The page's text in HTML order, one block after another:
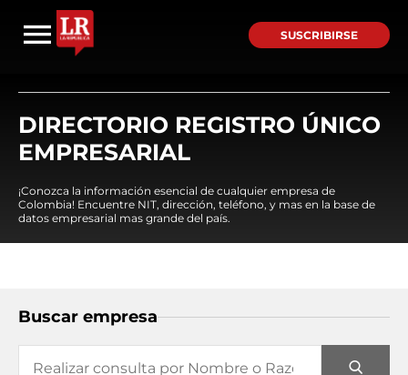
SUSCRIBIRSE
DIRECTORIO REGISTRO ÚNICO
EMPRESARIAL
¡Conozca la información esencial de cualquier empresa de
Colombia! Encuentre NIT, dirección, teléfono, y mas en la base de
datos empresarial mas grande del país.
Buscar empresa